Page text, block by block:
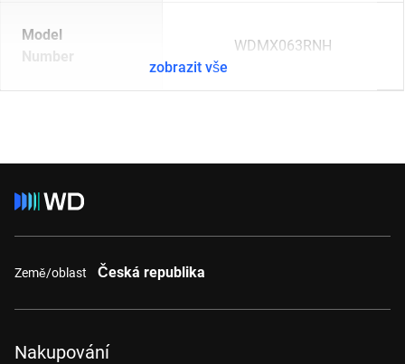
Model
Number
WDMX063RNH
zobrazit vše
Země/oblast Česká republika
Nakupování